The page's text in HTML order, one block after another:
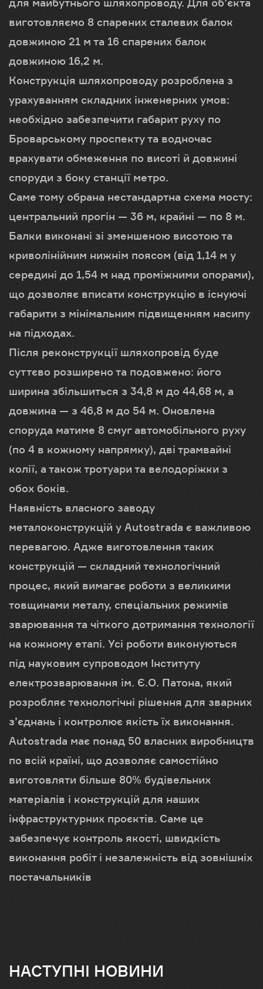
виготовляємо 8 спарених сталевих балок
довжиною 21 м та 16 спарених балок
довжиною 16,2 м.
Конструкція шляхопроводу розроблена з
урахуванням складних інженерних умов:
необхідно забезпечити габарит руху по
Броварському проспекту та водночас
врахувати обмеження по висоті й довжині
споруди з боку станції метро.
Саме тому обрана нестандартна схема мосту:
центральний прогін — 36 м, крайні — по 8 м.
Балки виконані зі зменшеною висотою та
криволінійним нижнім поясом (від 1,14 м у
середині до 1,54 м над проміжними опорами),
що дозволяє вписати конструкцію в існуючі
габарити з мінімальним підвищенням насипу
на підходах.
Після реконструкції шляхопровід буде
суттєво розширено та подовжено: його
ширина збільшиться з 34,8 м до 44,68 м, а
довжина — з 46,8 м до 54 м. Оновлена
споруда матиме 8 смуг автомобільного руху
(по 4 в кожному напрямку), дві трамвайні
колії, а також тротуари та велодоріжки з
обох боків.
Наявність власного заводу
металоконструкцій у Autostrada є важливою
перевагою. Адже виготовлення таких
конструкцій — складний технологічний
процес, який вимагає роботи з великими
товщинами металу, спеціальних режимів
зварювання та чіткого дотримання технології
на кожному етапі. Усі роботи виконуються
під науковим супроводом Інституту
електрозварювання ім. Є.О. Патона, який
розробляє технологічні рішення для зварних
з’єднань і контролює якість їх виконання.
Autostrada має понад 50 власних виробництв
по всій країні, що дозволяє самостійно
виготовляти більше 80% будівельних
матеріалів і конструкцій для наших
інфраструктурних проєктів. Саме це
забезпечує контроль якості, швидкість
виконання робіт і незалежність від зовнішніх
постачальників
НАСТУПНІ НОВИНИ